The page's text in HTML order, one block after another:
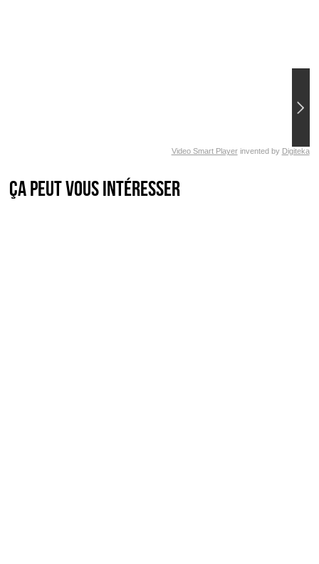
Video Smart Playerinvented by Digiteka
Ça peut vous intéresser